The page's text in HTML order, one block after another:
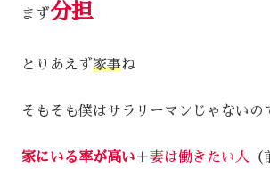
まず分担
とりあえず家事ね
そもそも僕はサラリーマンじゃないの
家にいる率が高い＋妻は働きたい人